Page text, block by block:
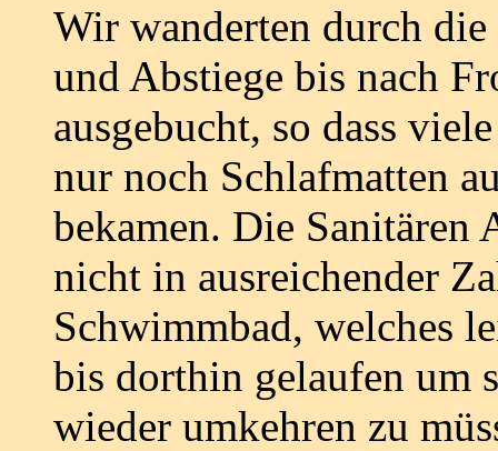
Wir wanderten durch
und Abstiege bis nach
ausgebucht, so dass
nur noch Schlafmatten
bekamen. Die Sanitären
nicht in ausreichender
Schwimmbad, welches
bis dorthin gelaufen um
wieder umkehren zu